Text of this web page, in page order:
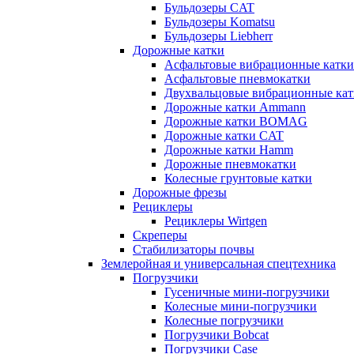
Бульдозеры CAT
Бульдозеры Komatsu
Бульдозеры Liebherr
Дорожные катки
Асфальтовые вибрационные катки
Асфальтовые пневмокатки
Двухвальцовые вибрационные
Дорожные катки Ammann
Дорожные катки BOMAG
Дорожные катки CAT
Дорожные катки Hamm
Дорожные пневмокатки
Колесные грунтовые катки
Дорожные фрезы
Рециклеры
Рециклеры Wirtgen
Скреперы
Стабилизаторы почвы
Землеройная и универсальная спецтехника
Погрузчики
Гусеничные мини-погрузчики
Колесные мини-погрузчики
Колесные погрузчики
Погрузчики Bobcat
Погрузчики Case